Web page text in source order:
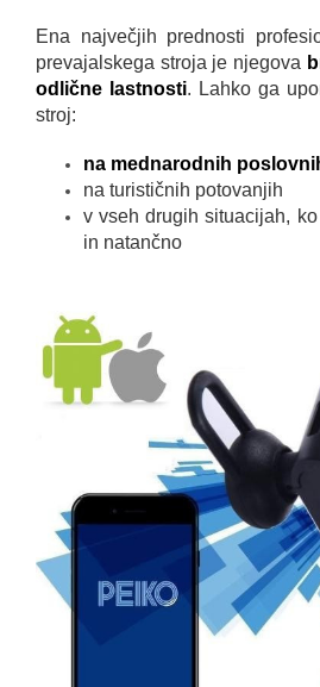
Ena največjih prednosti
prevajalskega stroja je njegova
odlične lastnosti. Lahko ga
stroj:
na mednarodnih
na turističnih potovanjih
v vseh drugih situacijah,
in natančno